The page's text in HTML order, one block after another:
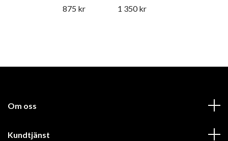
875 kr
1 350 kr
Om oss
Kundtjänst